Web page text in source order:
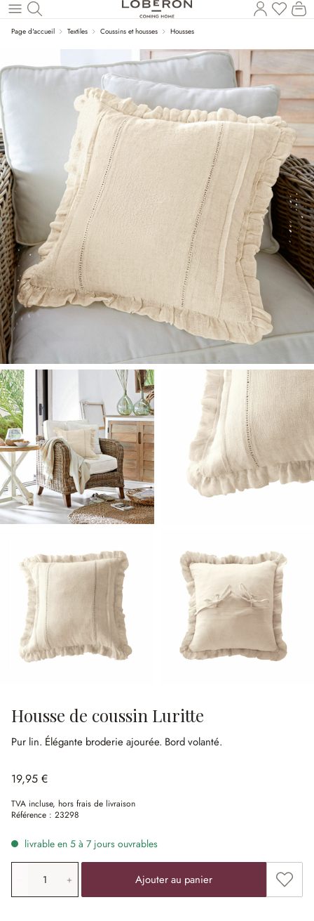
Revenir au contenu principal
Vous
Page d'accueil Textiles Coussins et housses Housses
Housse de coussin Luritte
Pur lin. Élégante broderie ajourée. Bord volanté.
19,95 €
TVA incluse, hors frais de livraison
Référence : 23298
livrable en 5 à 7 jours ouvrables
Quantité de produit: saisissez la valeur souhaitée ou
Ajouter au panier